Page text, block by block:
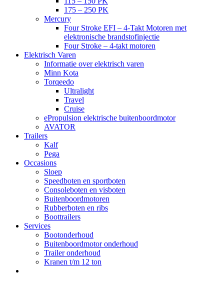
175 – 250 PK
Mercury
Four Stroke EFI – 4-Takt Motoren met
elektronische brandstofinjectie
Four Stroke – 4-takt motoren
Elektrisch Varen
Informatie over elektrisch varen
Minn Kota
Torqeedo
Ultralight
Travel
Cruise
ePropulsion elektrische buitenboordmotor
AVATOR
Trailers
Kalf
Pega
Occasions
Sloep
Speedboten en sportboten
Consoleboten en visboten
Buitenboordmotoren
Rubberboten en ribs
Boottrailers
Services
Bootonderhoud
Buitenboordmotor onderhoud
Trailer onderhoud
Kranen t/m 12 ton